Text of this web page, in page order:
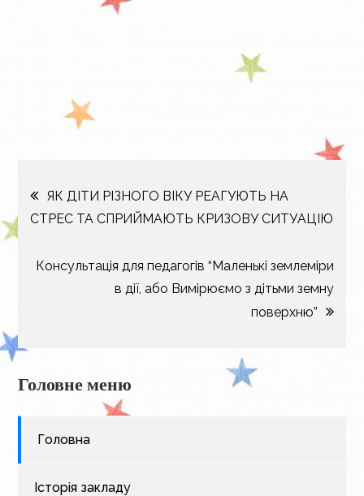
Навігація
записів
ЯК ДІТИ РІЗНОГО ВІКУ РЕАГУЮТЬ НА
СТРЕС ТА СПРИЙМАЮТЬ КРИЗОВУ СИТУАЦІЮ
Консультація для педагогів “Маленькі землеміри
в дії, або Вимірюємо з дітьми земну
поверхню”
Головне меню
Головна
Історія закладу